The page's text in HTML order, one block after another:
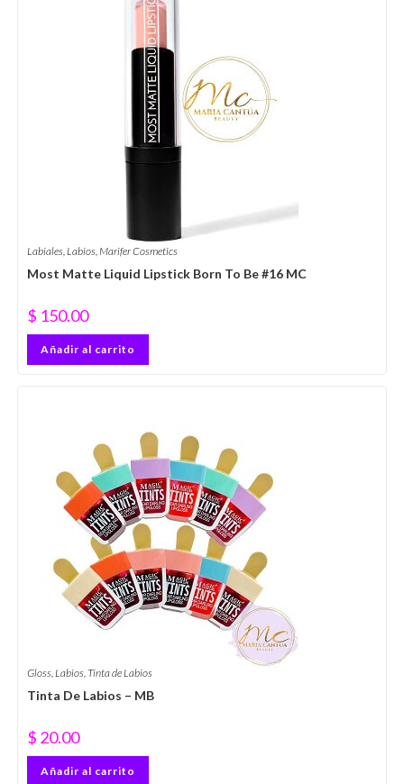
Labiales, Labios, Marifer Cosmetics
Most Matte Liquid Lipstick Born To Be #16 MC
$ 150.00
Añadir al carrito
Gloss,Labios, Tinta de Labios
Tinta De Labios – MB
$ 20.00
Añadir al carrito